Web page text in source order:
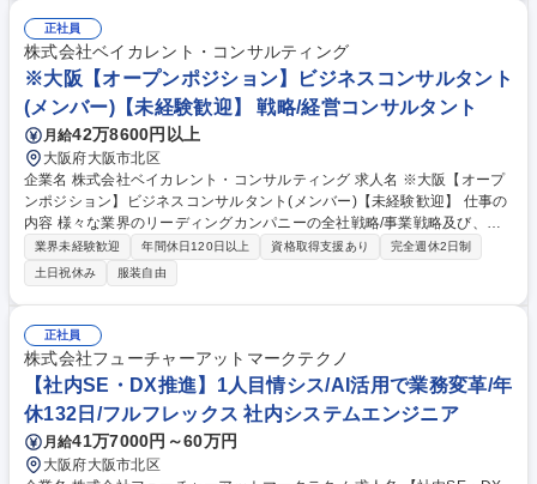
正社員
株式会社ベイカレント・コンサルティング
※大阪【オープンポジション】ビジネスコンサルタント
(メンバー)【未経験歓迎】 戦略/経営コンサルタント
月給42万8600円以上
大阪府大阪市北区
企業名 株式会社ベイカレント・コンサルティング 求人名 ※大阪【オープ
ンポジション】ビジネスコンサルタント(メンバー)【未経験歓迎】 仕事の
内容 様々な業界のリーディングカンパニーの全社戦略/事業戦略及び、戦
略実現に向けたオペレーション検討/実行支援等、様々な課題解決を横断的
に担当頂きます。 【プロジェクト事例】★銀行：モバイルペイメントサー
ビス立上げにおける事業戦略策定 ★素材：生成AIによる製鉄会社の安全対
策効率化 ★ハイテク：中国ロボティクス市場への新規参入戦略策定/推進
★ヘルスケア：製剤データのマネジメントシステム構築 ★航空：航空会社
のデジタルマーケティングの高度化 ★小売：データアナリティクスを活用
した店舗出店戦略支援 ★官公庁：スマートシティ事業の海外展開戦略の策
定 など 募集職種 ※大阪【オープンポジション】ビジネスコンサルタント
(メンバー)【未経験歓迎】
業界未経験歓迎 年間休日120日以上 資格取得支援あり
完全週休2日制
土日祝休み
服装自由
正社員
株式会社フューチャーアットマークテクノ
【社内SE・DX推進】1人目情シス/AI活用で業務変革/年
休132日/フルフレックス 社内システムエンジニア
月給41万7000円～60万円
大阪府大阪市北区